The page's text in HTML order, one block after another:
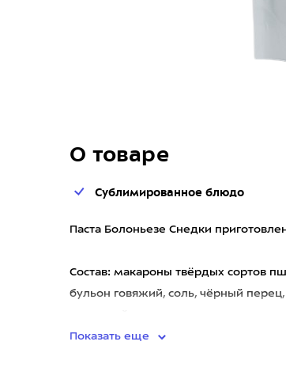
О товаре
Сублимированное блюдо
Паста Болоньезе Снедки
Состав: макароны твёрдых сортов
бульон говяжий, соль, чёрный
Показать еще